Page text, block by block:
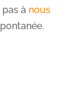
pas à nous